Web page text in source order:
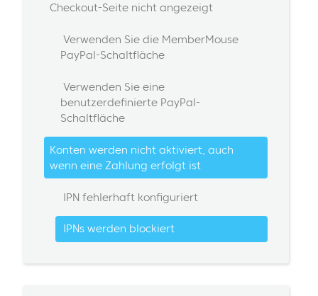
Checkout-Seite nicht angezeigt
Verwenden Sie die MemberMouse
PayPal-Schaltfläche
Verwenden Sie eine
benutzerdefinierte PayPal-
Schaltfläche
Konten werden nicht aktiviert, auch
wenn eine Zahlung erfolgt ist
IPN fehlerhaft konfiguriert
IPNs werden blockiert